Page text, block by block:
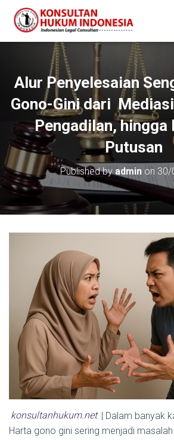
Alur Penyelesaian
Gono-Gini dari
Pengadilan, hingga
Putusan
Published byadminon 30/
konsultanhukum.net | Dalam banyak
Harta gono gini sering menjadi